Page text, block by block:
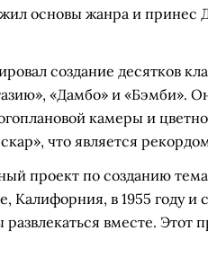
основы жанра и
создание десятков
«Дамбо» и «Бэмби».
камеры и
что является
проект по созданию
Калифорния, в 1955 году и
вместе. Этот